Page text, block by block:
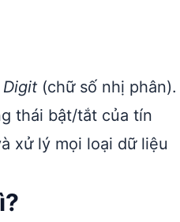
Digit (chữ số nhị phân).
thái bật/tắt của tín
xử lý mọi loại dữ liệu